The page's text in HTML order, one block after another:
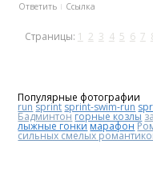
Ответить Ссылка
Страницы: 1 2 3 4 5 6 7
Популярные фотографии
run sprint sprint-swim-run
Бадминтонгорные козлы
лыжные гонки марафон
сильных смелых